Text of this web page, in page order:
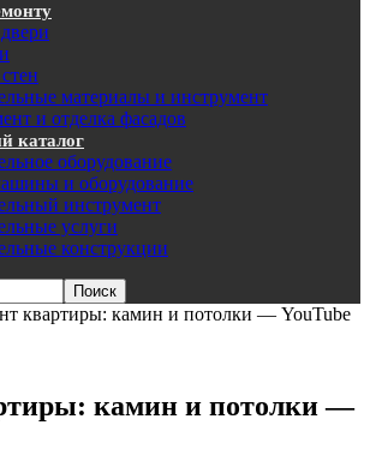
материалы и инструмент
и отделка фасадов
каталог
оборудование
и оборудование
инструмент
услуги
конструкции
квартиры: камин и потолки — YouTube
камин и потолки —